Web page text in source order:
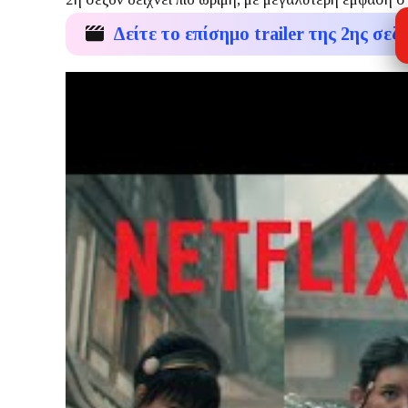
Δείτε το επίσημο trailer της 2ης